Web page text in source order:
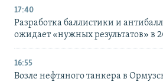
17:40
Разработка баллистики и
ожидает «нужных результатов» в
16:55
Возле нефтяного танкера в